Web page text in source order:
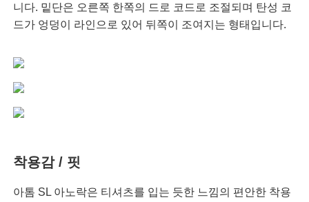
니다. 밑단은 오른쪽 한쪽의 드로 코드로 조절되며 탄성 코
드가 엉덩이 라인으로 있어 뒤쪽이 조여지는 형태입니다.
착용감 / 핏
아톰 SL 아노락은 티셔츠를 입는 듯한 느낌의 편안한 착용